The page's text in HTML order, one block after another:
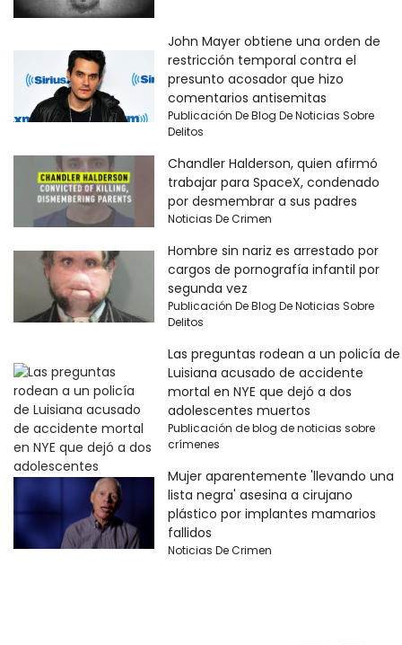
John Mayer obtiene una orden de
restricción temporal contra el
presunto acosador que hizo
comentarios antisemitas
Publicación De Blog De Noticias Sobre
Delitos
Chandler Halderson, quien afirmó
trabajar para SpaceX, condenado
por desmembrar a sus padres
Noticias De Crimen
Hombre sin nariz es arrestado por
cargos de pornografía infantil por
segunda vez
Publicación De Blog De Noticias Sobre
Delitos
Las preguntas rodean a un policía de
Luisiana acusado de accidente
mortal en NYE que dejó a dos
adolescentes muertos
Publicación de blog de noticias sobre
crímenes
Mujer aparentemente 'llevando una
lista negra' asesina a cirujano
plástico por implantes mamarios
fallidos
Noticias De Crimen